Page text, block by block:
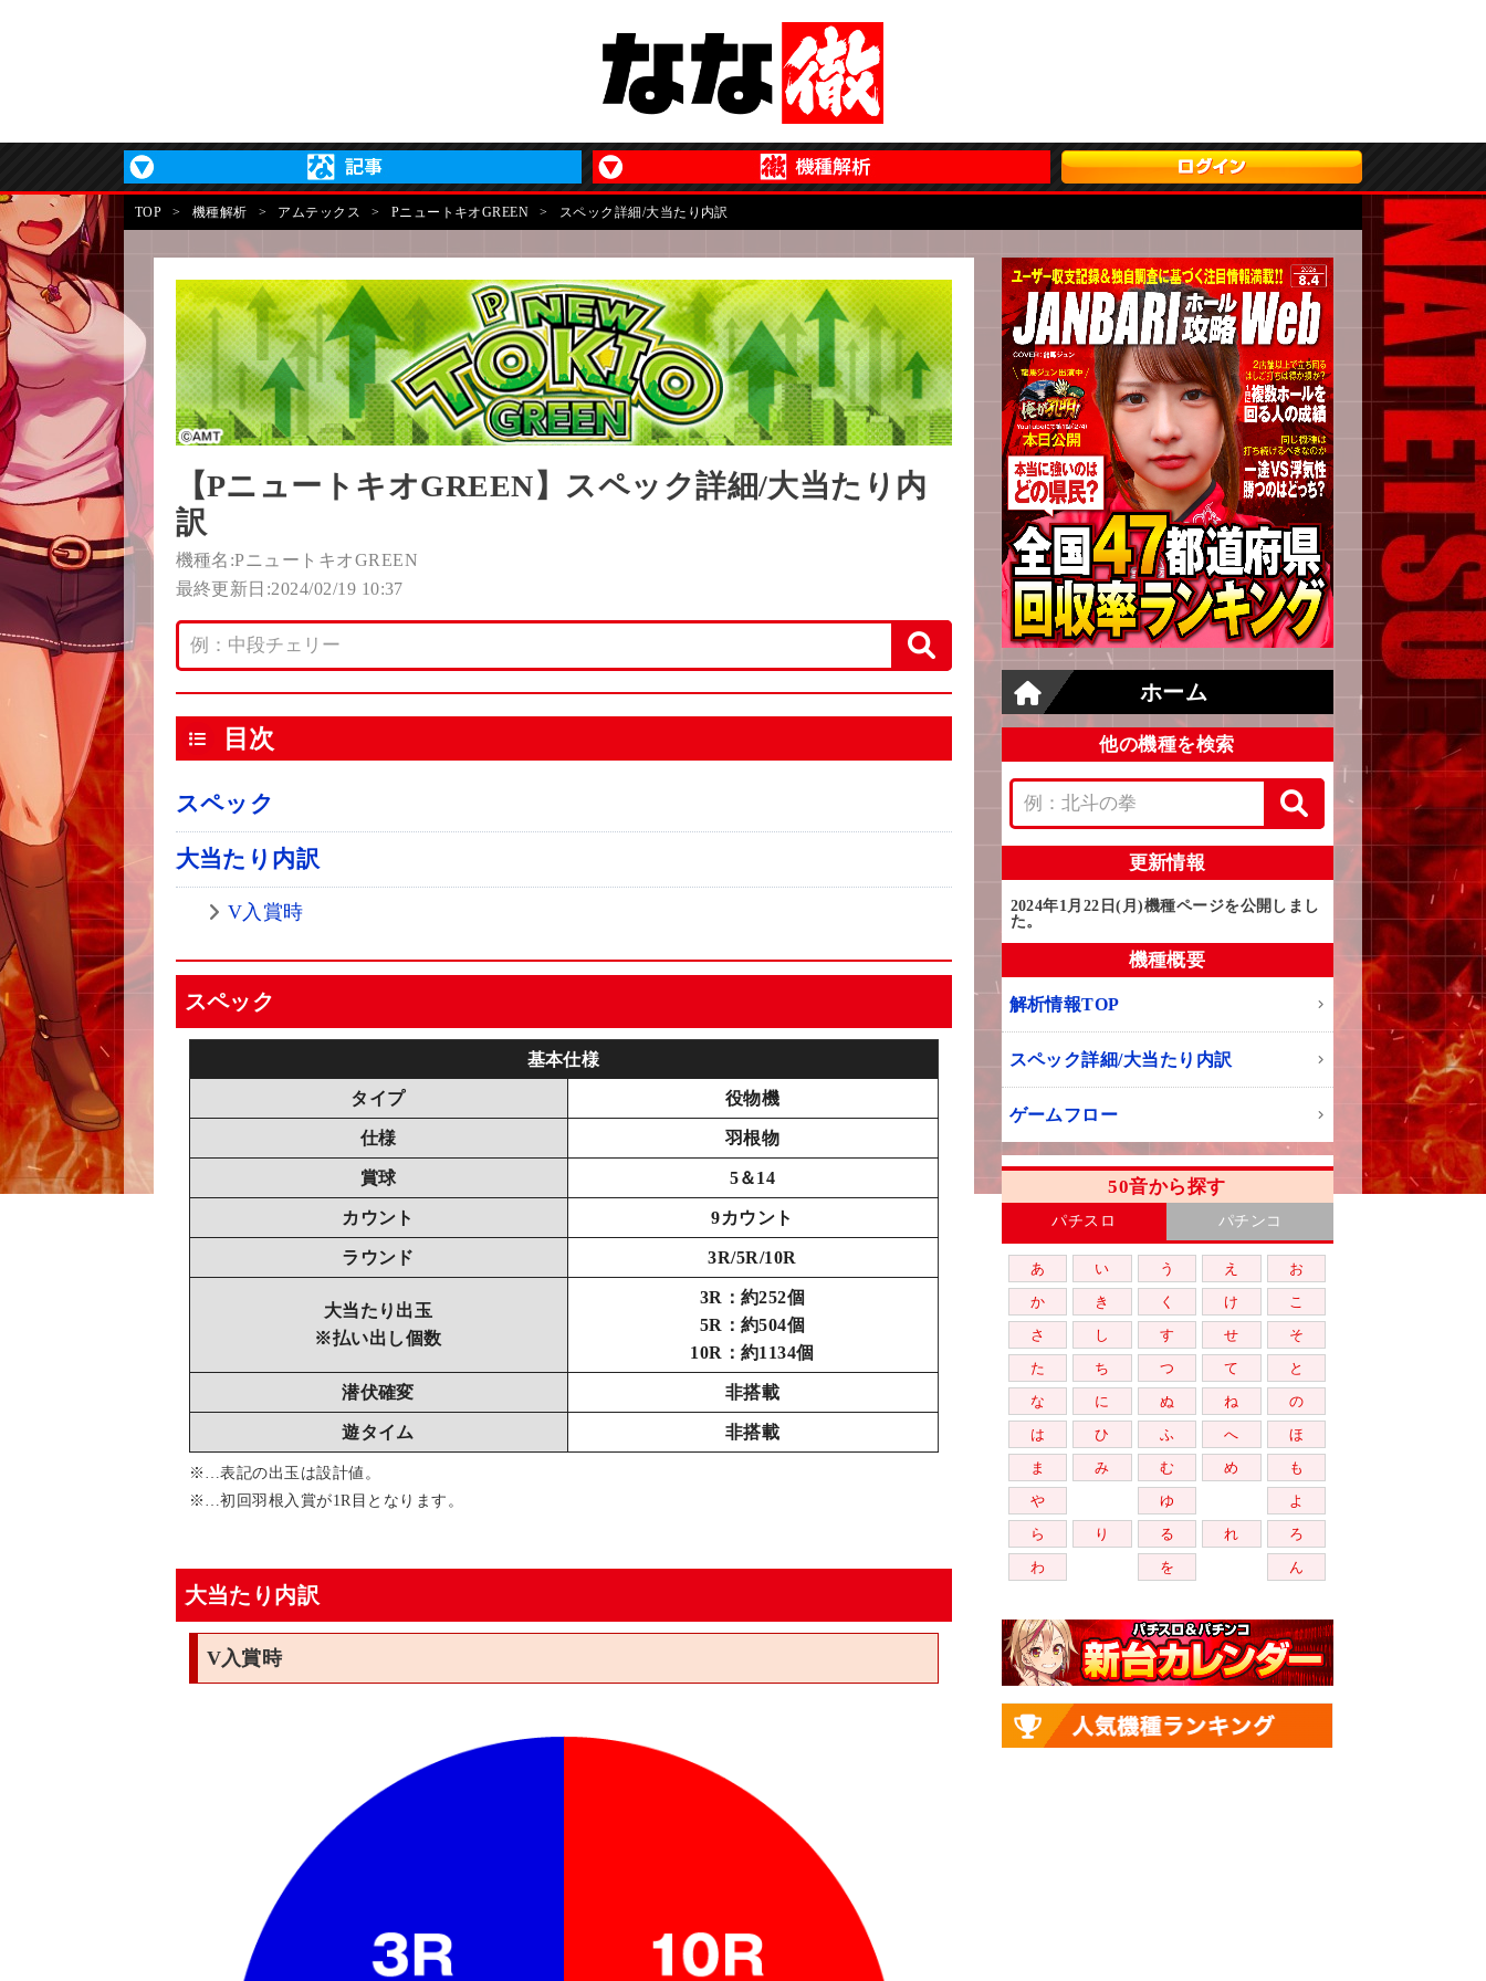
TOP > 機種解析 > アムテックス > PニュートキオGREEN > スペック詳細/大当たり内訳
【PニュートキオGREEN】スペック詳細/大当たり内
訳
機種名:PニュートキオGREEN
最終更新日:2024/02/19 10:37
目次
スペック
大当たり内訳
V入賞時
スペック
基本仕様
タイプ 役物機
仕様 羽根物
賞球 5＆14
カウント 9カウント
ラウンド 3R/5R/10R
大当たり出玉
※払い出し個数
3R：約252個
5R：約504個
10R：約1134個
潜伏確変 非搭載
遊タイム 非搭載
※…表記の出玉は設計値。
※…初回羽根入賞が1R目となります。
大当たり内訳
V入賞時
ホーム
他の機種を検索
更新情報
2024年1月22日(月)機種ページを公開しまし
た。
機種概要
解析情報TOP
スペック詳細/大当たり内訳
ゲームフロー
50音から探す
パチスロ パチンコ
あ い う え
お
か
き く け
こ
さ
し す せ
そ
た
ち つ て
と
な
に ぬ ね
の
は
ひ ふ へ
ほ
ま
み む め
も
や
ゆ
よ
ら
り る れ
ろ
わ
を ん